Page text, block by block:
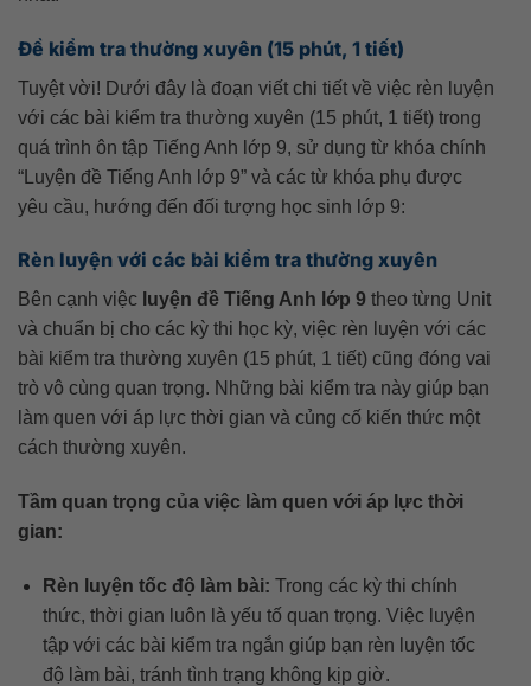
Đề kiểm tra thường xuyên (15 phút, 1 tiết)
Tuyệt vời! Dưới đây là đoạn viết chi tiết về việc rèn luyện
với các bài kiểm tra thường xuyên (15 phút, 1 tiết) trong
quá trình ôn tập Tiếng Anh lớp 9, sử dụng từ khóa chính
“Luyện đề Tiếng Anh lớp 9” và các từ khóa phụ được
yêu cầu, hướng đến đối tượng học sinh lớp 9:
Rèn luyện với các bài kiểm tra thường xuyên
Bên cạnh việc luyện đề Tiếng Anh lớp 9 theo từng Unit
và chuẩn bị cho các kỳ thi học kỳ, việc rèn luyện với các
bài kiểm tra thường xuyên (15 phút, 1 tiết) cũng đóng vai
trò vô cùng quan trọng. Những bài kiểm tra này giúp bạn
làm quen với áp lực thời gian và củng cố kiến thức một
cách thường xuyên.
Tầm quan trọng của việc làm quen với áp lực thời
gian:
Rèn luyện tốc độ làm bài: Trong các kỳ thi chính
thức, thời gian luôn là yếu tố quan trọng. Việc luyện
tập với các bài kiểm tra ngắn giúp bạn rèn luyện tốc
độ làm bài, tránh tình trạng không kịp giờ.